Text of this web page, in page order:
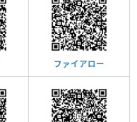
ファイアロー